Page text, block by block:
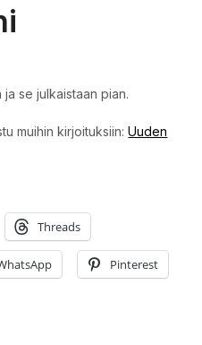
se julkaistaan pian.
muihin kirjoituksiin:Uuden
Threads
Pinterest